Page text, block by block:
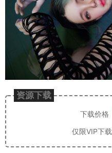
资源下载
下载价格
仅限VIP下载